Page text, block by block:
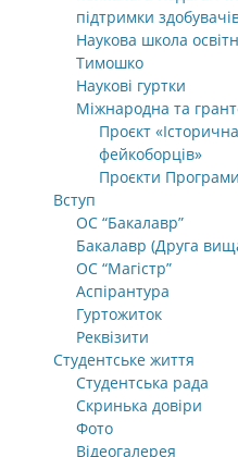
підтримки
Наукова школа
Тимошко
Наукові гуртки
Міжнародна та
Проєкт
фейкоборців»
Проєкти
Вступ
ОС “Бакалавр”
Бакалавр (Друга
ОС “Магістр”
Аспірантура
Гуртожиток
Реквізити
Студентське життя
Студентська рада
Скринька довіри
Фото
Відеогалерея